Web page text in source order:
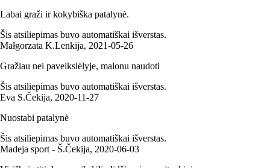
Labai graži ir kokybiška patalynė.
Šis atsiliepimas buvo automatiškai išverstas.
Małgorzata K.Lenkija, 2021‑05‑26
Gražiau nei paveikslėlyje, malonu naudoti
Šis atsiliepimas buvo automatiškai išverstas.
Eva S.Čekija, 2020‑11‑27
Nuostabi patalynė
Šis atsiliepimas buvo automatiškai išverstas.
Madeja sport - Š.Čekija, 2020‑06‑03